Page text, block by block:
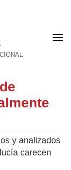
y analizados
carecen